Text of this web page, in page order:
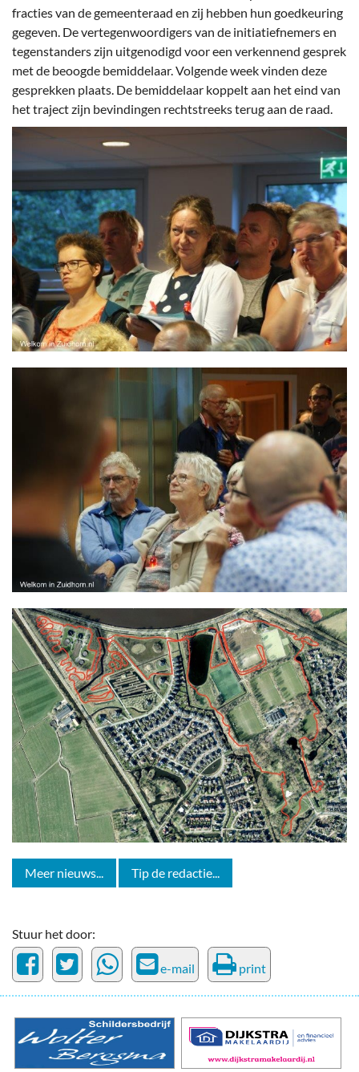
fracties van de gemeenteraad en zij hebben hun goedkeuring
gegeven. De vertegenwoordigers van de initiatiefnemers en
tegenstanders zijn uitgenodigd voor een verkennend gesprek
met de beoogde bemiddelaar. Volgende week vinden deze
gesprekken plaats. De bemiddelaar koppelt aan het eind van
het traject zijn bevindingen rechtstreeks terug aan de raad.
Meer nieuws... Tip de redactie...
Stuur het door:
e-mail print